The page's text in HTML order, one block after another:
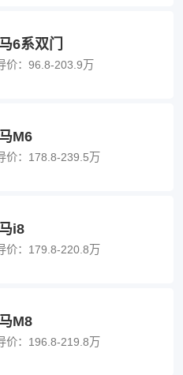
6系双门
价： 96.8-203.9万
M6
价： 178.8-239.5万
i8
价： 179.8-220.8万
M8
价： 196.8-219.8万